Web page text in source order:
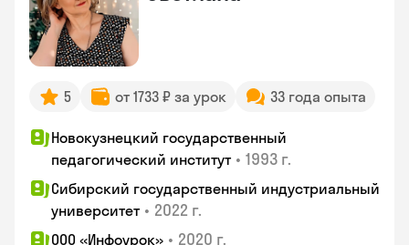
5 от 1733 ₽ за урок 33 года опыта
Новокузнецкий государственный
педагогический институт • 1993 г.
Сибирский государственный индустриальный
университет • 2022 г.
ООО «Инфоурок» • 2020 г.